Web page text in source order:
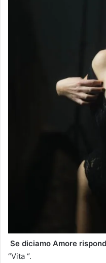
Se diciamo Amore
“Vita “.